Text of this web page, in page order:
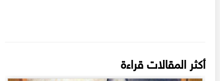
أكثر المقالات قراءة